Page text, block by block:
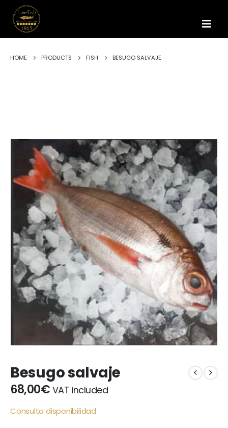
HOME PRODUCTS FISH BESUGO SALVAJE
Besugo salvaje
68,00€ VAT included
Consulta disponibilidad